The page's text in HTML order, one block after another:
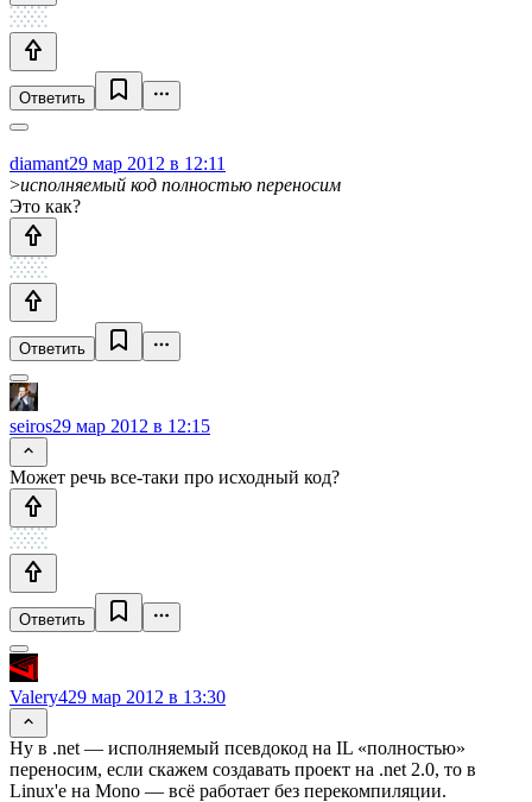
Ответить
diamant29 мар 2012 в 12:11
>исполняемый код полностью переносим
Это как?
Ответить
seiros29 мар 2012 в 12:15
Может речь все-таки про исходный код?
Ответить
Valery429 мар 2012 в 13:30
Ну в .net — исполняемый псевдокод на IL «полностью»
переносим, если скажем создавать проект на .net 2.0, то в
Linux'е на Mono — всё работает без перекомпиляции.